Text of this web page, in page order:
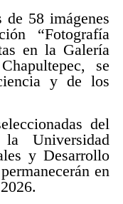
58 imágenes
“Fotografía
en la Galería
se
y de los
del
Universidad
y Desarrollo
en